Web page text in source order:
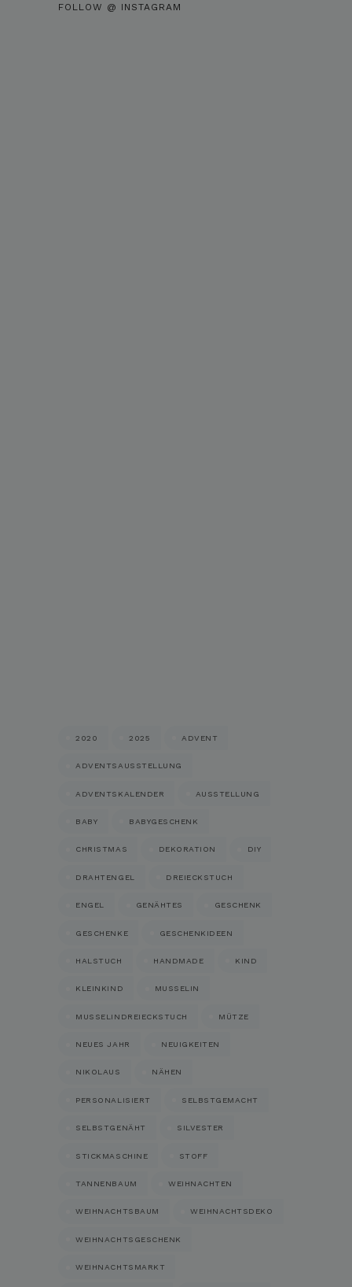
FOLLOW @ INSTAGRAM
2020 2025 ADVENT
ADVENTSAUSSTELLUNG
ADVENTSKALENDER AUSSTELLUNG
BABY BABYGESCHENK
CHRISTMAS DEKORATION DIY
DRAHTENGEL DREIECKSTUCH
ENGEL GENÄHTES GESCHENK
GESCHENKE GESCHENKIDEEN
HALSTUCH HANDMADE KIND
KLEINKIND MUSSELIN
MUSSELINDREIECKSTUCH MÜTZE
NEUES JAHR NEUIGKEITEN
NIKOLAUS NÄHEN
PERSONALISIERT SELBSTGEMACHT
SELBSTGENÄHT SILVESTER
STICKMASCHINE STOFF
TANNENBAUM WEIHNACHTEN
WEIHNACHTSBAUM WEIHNACHTSDEKO
WEIHNACHTSGESCHENK
WEIHNACHTSMARKT